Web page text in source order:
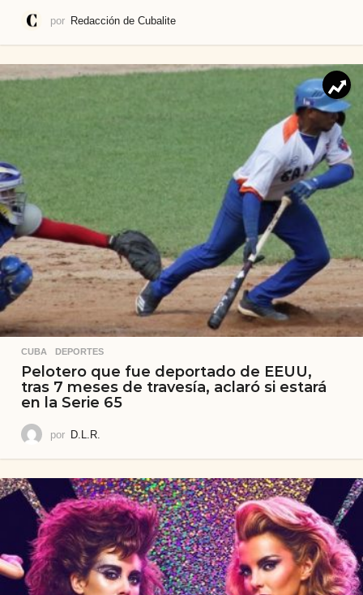
por Redacción de Cubalite
CUBA ,DEPORTES
Pelotero que fue deportado de EEUU,
tras 7 meses de travesía, aclaró si estará
en la Serie 65
por D.L.R.